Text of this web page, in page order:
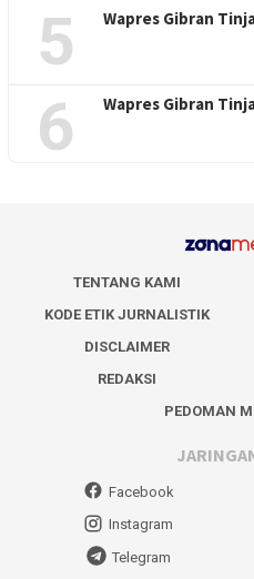
5 Wapres Gibran
6 Wapres Gibran
TENTANG KAMI
KODE ETIK JURNALISTIK
DISCLAIMER
REDAKSI
PEDOMAN
Facebook
Instagram
Telegram